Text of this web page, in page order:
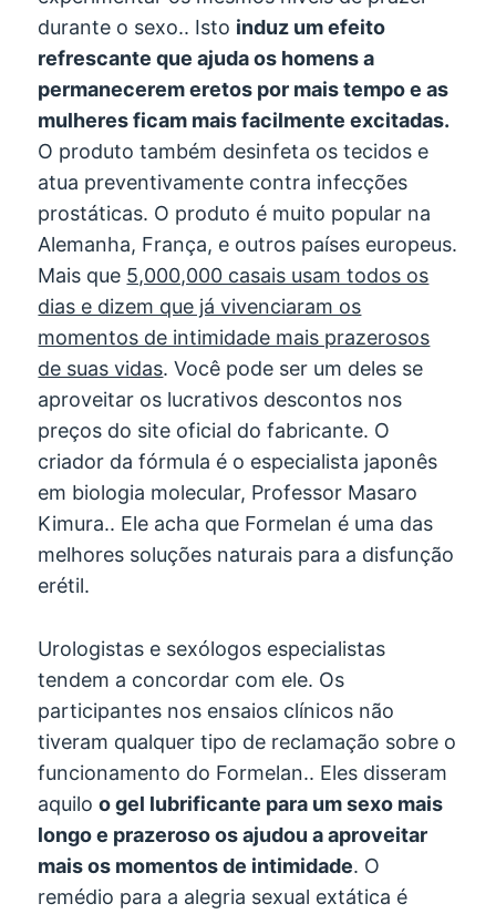
durante o sexo.. Isto induz um efeito
refrescante que ajuda os homens a
permanecerem eretos por mais tempo e as
mulheres ficam mais facilmente excitadas.
O produto também desinfeta os tecidos e
atua preventivamente contra infecções
prostáticas. O produto é muito popular na
Alemanha, França, e outros países europeus.
Mais que 5,000,000 casais usam todos os
dias e dizem que já vivenciaram os
momentos de intimidade mais prazerosos
de suas vidas. Você pode ser um deles se
aproveitar os lucrativos descontos nos
preços do site oficial do fabricante. O
criador da fórmula é o especialista japonês
em biologia molecular, Professor Masaro
Kimura.. Ele acha que Formelan é uma das
melhores soluções naturais para a disfunção
erétil.
Urologistas e sexólogos especialistas
tendem a concordar com ele. Os
participantes nos ensaios clínicos não
tiveram qualquer tipo de reclamação sobre o
funcionamento do Formelan.. Eles disseram
aquiloo gel lubrificante para um sexo mais
longo e prazeroso os ajudou a aproveitar
mais os momentos de intimidade. O
remédio para a alegria sexual extática é